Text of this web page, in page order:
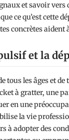
et savoir
ce qu’est cette
concrètes aident
et la
tous les âges et
à gratter, une
en une
la vie
adopter des